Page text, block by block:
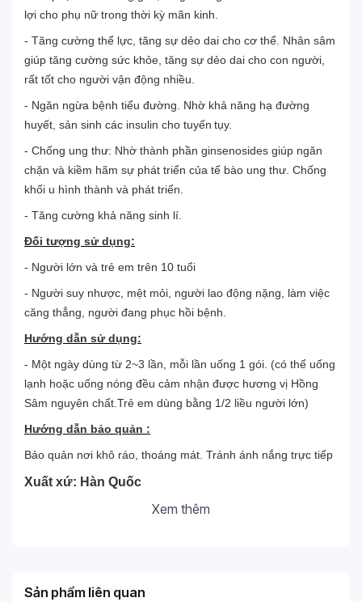
lợi cho phụ nữ trong thời kỳ mãn kinh.
- Tăng cường thể lực, tăng sự dẻo dai cho cơ thể. Nhân sâm
giúp tăng cường sức khỏe, tăng sự dẻo dai cho con người,
rất tốt cho người vận động nhiều.
- Ngăn ngừa bệnh tiểu đường. Nhờ khả năng hạ đường
huyết, sản sinh các insulin cho tuyến tụy.
- Chống ung thư: Nhờ thành phần ginsenosides giúp ngăn
chặn và kiềm hãm sự phát triển của tế bào ung thư. Chống
khối u hình thành và phát triển.
- Tăng cường khả năng sinh lí.
Đối tượng sử dụng:
- Người lớn và trẻ em trên 10 tuổi
- Người suy nhược, mệt mỏi, người lao động nặng, làm việc
căng thẳng, người đang phục hồi bệnh.
Hướng dẫn sử dụng:
- Một ngày dùng từ 2~3 lần, mỗi lần uống 1 gói. (có thể uống
lạnh hoặc uống nóng đều cảm nhận được hương vị Hồng
Sâm nguyên chất.Trẻ em dùng bằng 1/2 liều người lớn)
Hướng dẫn bảo quản :
Bảo quản nơi khô ráo, thoáng mát. Tránh ánh nắng trực tiếp
Xuất xứ: Hàn Quốc
Xem thêm
Sản phẩm liên quan